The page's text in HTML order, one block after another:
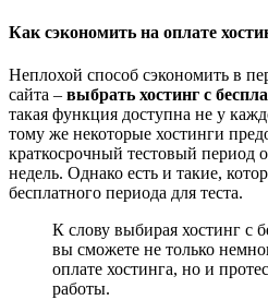
Как сэкономить на оплате
Неплохой способ сэкономить в
сайта – выбрать хостинг с
такая функция доступна не у
тому же некоторые хостинги
краткосрочный тестовый период
недель. Однако есть и такие,
бесплатного периода для теста.
К слову выбирая хостинг с
вы сможете не только
оплате хостинга, но и
работы.